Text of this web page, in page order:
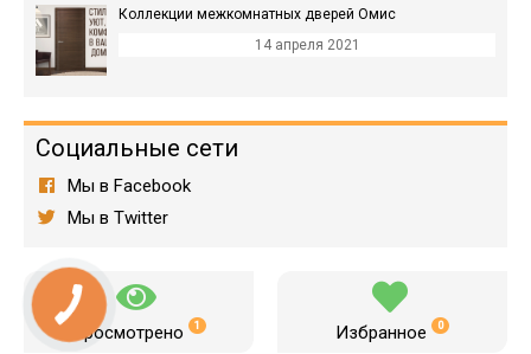
Коллекции межкомнатных дверей Омис
14 апреля 2021
Социальные сети
Мы в Facebook
Мы в Twitter
Просмотрено 1 Избранное 0